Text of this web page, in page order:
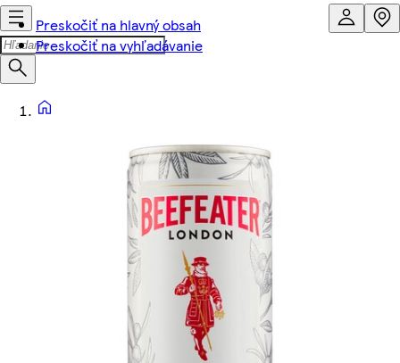
Preskočiť na hlavný obsah
Preskočiť na vyhľadávanie